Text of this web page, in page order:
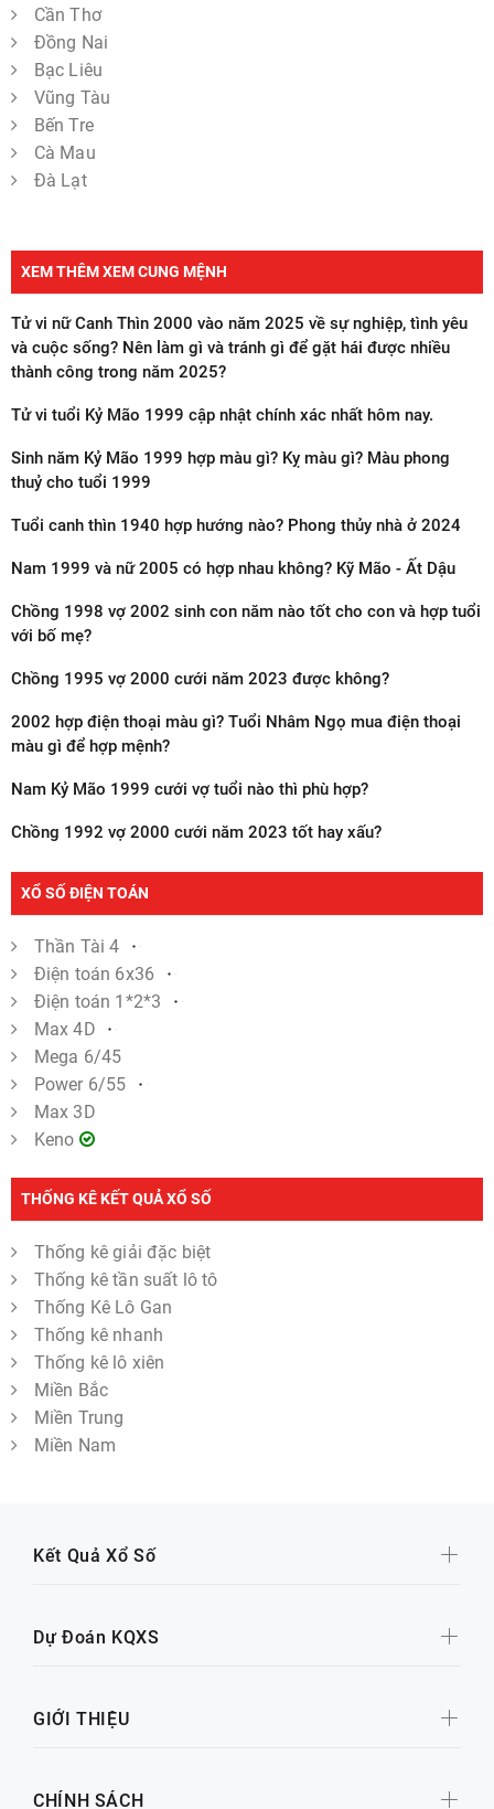
Cần Thơ
Đồng Nai
Bạc Liêu
Vũng Tàu
Bến Tre
Cà Mau
Đà Lạt
XEM THÊM XEM CUNG MỆNH
Tử vi nữ Canh Thìn 2000 vào năm 2025 về sự nghiệp, tình yêu
và cuộc sống? Nên làm gì và tránh gì để gặt hái được nhiều
thành công trong năm 2025?
Tử vi tuổi Kỷ Mão 1999 cập nhật chính xác nhất hôm nay.
Sinh năm Kỷ Mão 1999 hợp màu gì? Kỵ màu gì? Màu phong
thuỷ cho tuổi 1999
Tuổi canh thìn 1940 hợp hướng nào? Phong thủy nhà ở 2024
Nam 1999 và nữ 2005 có hợp nhau không? Kỹ Mão - Ất Dậu
Chồng 1998 vợ 2002 sinh con năm nào tốt cho con và hợp tuổi
với bố mẹ?
Chồng 1995 vợ 2000 cưới năm 2023 được không?
2002 hợp điện thoại màu gì? Tuổi Nhâm Ngọ mua điện thoại
màu gì để hợp mệnh?
Nam Kỷ Mão 1999 cưới vợ tuổi nào thì phù hợp?
Chồng 1992 vợ 2000 cưới năm 2023 tốt hay xấu?
XỔ SỐ ĐIỆN TOÁN
Thần Tài 4
Điện toán 6x36
Điện toán 1*2*3
Max 4D
Mega 6/45
Power 6/55
Max 3D
Keno
THỐNG KÊ KẾT QUẢ XỔ SỐ
Thống kê giải đặc biệt
Thống kê tần suất lô tô
Thống Kê Lô Gan
Thống kê nhanh
Thống kê lô xiên
Miền Bắc
Miền Trung
Miền Nam
Kết Quả Xổ Số
Dự Đoán KQXS
GIỚI THIỆU
CHÍNH SÁCH